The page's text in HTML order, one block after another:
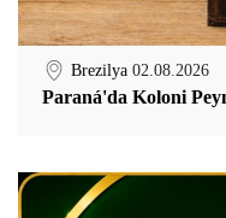
Brezilya 02.08.2026
Paraná'da Koloni